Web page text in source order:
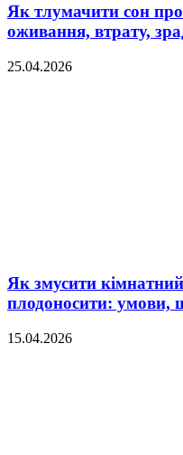
Як тлумачити сон про
оживання, втрату,
25.04.2026
Як змусити
плодоносити: умови,
15.04.2026